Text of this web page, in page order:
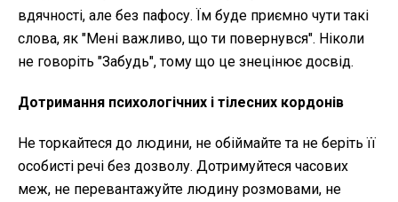
вдячності, але без пафосу. Їм буде приємно чути такі
слова, як "Мені важливо, що ти повернувся". Ніколи
не говоріть "Забудь", тому що це знецінює досвід.
Дотримання психологічних і тілесних кордонів
Не торкайтеся до людини, не обіймайте та не беріть її
особисті речі без дозволу. Дотримуйтеся часових
меж, не перевантажуйте людину розмовами, не